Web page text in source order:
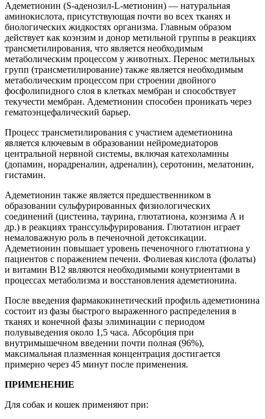
Адеметионин (S-аденозил-L-метионин) — натуральная
аминокислота, присутствующая почти во всех тканях и
биологических жидкостях организма. Главным образом
действует как коэнзим и донор метильной группы в реакциях
трансметилирования, что является необходимым
метаболическим процессом у животных. Перенос метильных
групп (трансметилирование) также является необходимым
метаболическим процессом при строении двойного
фосфолипидного слоя в клетках мембран и способствует
текучести мембран. Адеметионин способен проникать через
гематоэнцефалический барьер.
Процесс трансметилирования с участием адеметионина
является ключевым в образовании нейромедиаторов
центральной нервной системы, включая катехоламины
(допамин, норадреналин, адреналин), серотонин, мелатонин,
гистамин.
Адеметионин также является предшественником в
образовании сульфурированных физиологических
соединений (цистеина, таурина, глютатиона, коэнзима А и
др.) в реакциях транссульфурирования. Глютатион играет
немаловажную роль в печеночной детоксикации.
Адеметионин повышает уровень печеночного глютатиона у
пациентов с поражением печени. Фолиевая кислота (фолаты)
и витамин В12 являются необходимыми конутриентами в
процессах метаболизма и восстановления адеметионина.
После введения фармакокинетический профиль адеметионина
состоит из фазы быстрого выраженного распределения в
тканях и конечной фазы элиминации с периодом
полувыведения около 1,5 часа. Абсорбция при
внутримышечном введении почти полная (96%),
максимальная плазменная концентрация достигается
примерно через 45 минут после применения.
ПРИМЕНЕНИЕ
Для собак и кошек применяют при: